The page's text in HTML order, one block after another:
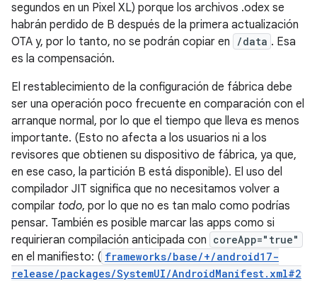
segundos en un Pixel XL) porque los archivos .odex se
habrán perdido de B después de la primera actualización
OTA y, por lo tanto, no se podrán copiar en
/data . Esa
es la compensación.
El restablecimiento de la configuración de fábrica debe
ser una operación poco frecuente en comparación con el
arranque normal, por lo que el tiempo que lleva es menos
importante. (Esto no afecta a los usuarios ni a los
revisores que obtienen su dispositivo de fábrica, ya que,
en ese caso, la partición B está disponible). El uso del
compilador JIT significa que no necesitamos volver a
compilar todo, por lo que no es tan malo como podrías
pensar. También es posible marcar las apps como si
requirieran compilación anticipada con coreApp="true"
en el manifiesto: ( frameworks/base/+/android17-
release/packages/SystemUI/AndroidManifest.xml#2